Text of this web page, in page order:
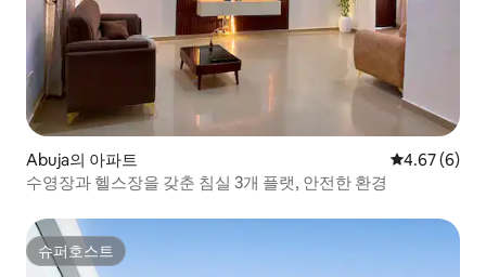
Abuja의 아파트 평점 4.67점
4.67 (6)
수영장과 헬스장을 갖춘 침실 3개 플랫, 안전한 환경
슈퍼호스트
슈퍼호스트